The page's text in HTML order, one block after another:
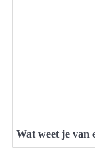
Wat weet je van